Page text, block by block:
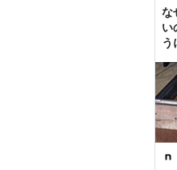
な
い
う